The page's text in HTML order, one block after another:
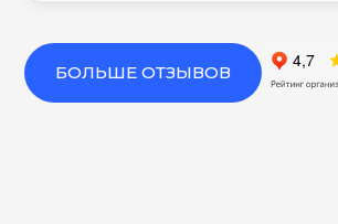
БОЛЬШЕ ОТЗЫВОВ